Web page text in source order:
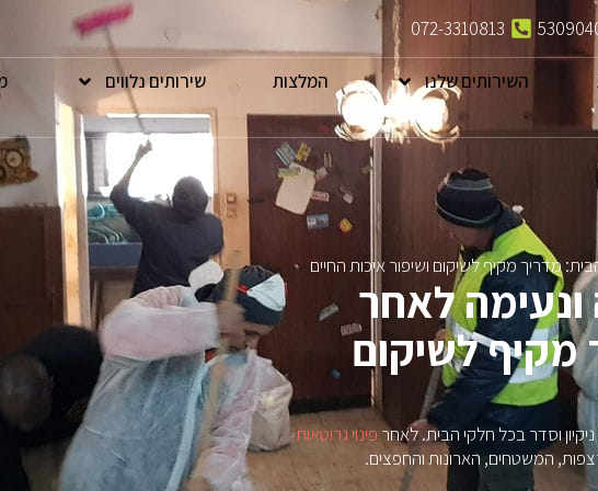
072-3310813
השירותים שלנו המלצות שירותים נלווים
מדריך מקיף לשיקום ושיפור איכות החיים
ונעימה לאחר
מקיף לשיקום
וסדר בכל חלקי הבית. לאחרפינוי גרוטאות
המשטחים, הארונות והחפצים.